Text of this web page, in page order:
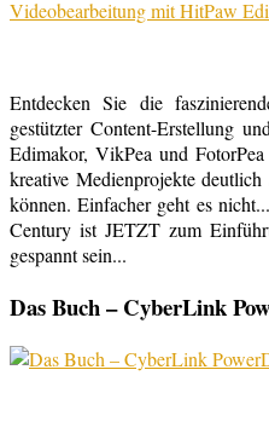
Entdecken Sie die
gestützter Content-Erstellung
Edimakor, VikPea und
kreative Medienprojekte
können. Einfacher geht es
Century ist JETZT zum
gespannt sein...
Das Buch – CyberLink